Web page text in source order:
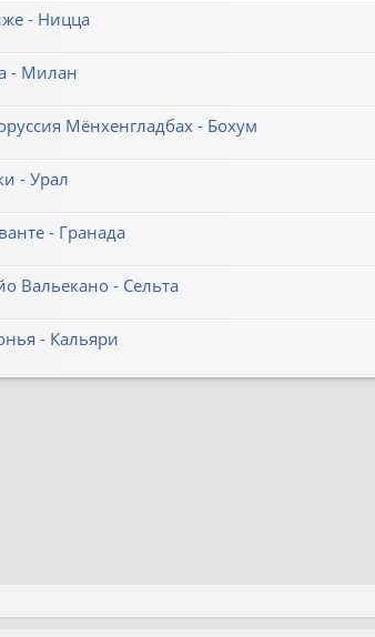
- Ницца
- Милан
Мёнхенгладбах - Бохум
- Урал
- Гранада
Вальекано - Сельта
- Кальяри